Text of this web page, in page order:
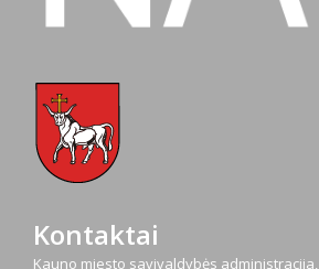
Kontaktai
Kauno miesto savivaldybės administracija,